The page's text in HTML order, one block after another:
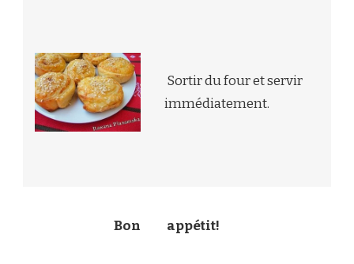
Sortir du four et servir
immédiatement.
Bon appétit!